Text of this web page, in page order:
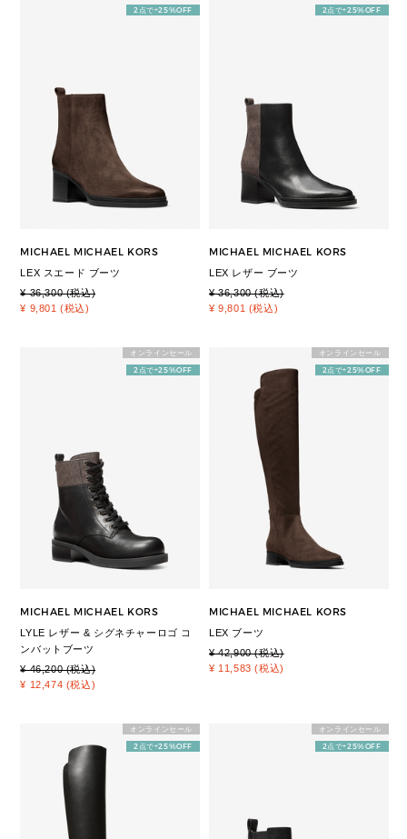
2点で+25%OFF
MICHAEL MICHAEL KORS
LEX スエード ブーツ
¥ 36,300 (税込)
¥ 9,801 (税込)
2点で+25%OFF
MICHAEL MICHAEL KORS
LEX レザー ブーツ
¥ 36,300 (税込)
¥ 9,801 (税込)
オンラインセール
2点で+25%OFF
MICHAEL MICHAEL KORS
LYLE レザー & シグネチャーロゴ コ
ンバットブーツ
¥ 46,200 (税込)
¥ 12,474 (税込)
オンラインセール
2点で+25%OFF
MICHAEL MICHAEL KORS
LEX ブーツ
¥ 42,900 (税込)
¥ 11,583 (税込)
オンラインセール
2点で+25%OFF
オンラインセール
2点で+25%OFF